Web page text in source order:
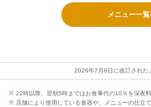
メニュー一
2026年7月8日に改訂された
22時以降、翌朝5時まではお食事代の10％を深夜
店舗により使用している食器や、メニューの仕立